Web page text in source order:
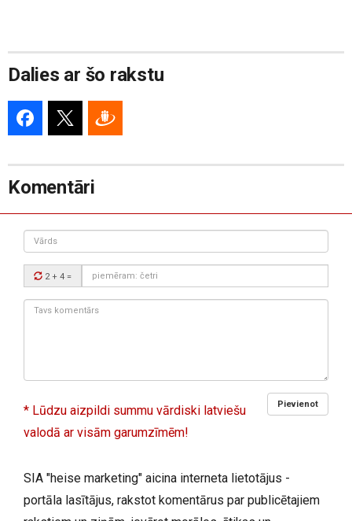
Dalies ar šo rakstu
Komentāri
Vārds
Drošības
kods:
2 + 4 =
Tavs
Pievienot
* Lūdzu aizpildi summu vārdiski latviešu
valodā ar visām garumzīmēm!
SIA "heise marketing" aicina interneta lietotājus -
portāla lasītājus, rakstot komentārus par publicētajiem